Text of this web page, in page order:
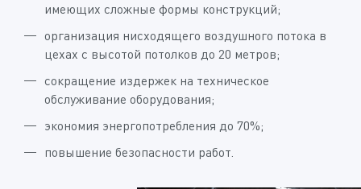
имеющих сложные формы конструкций;
организация нисходящего воздушного потока в
цехах с высотой потолков до 20 метров;
сокращение издержек на техническое
обслуживание оборудования;
экономия энергопотребления до 70%;
повышение безопасности работ.